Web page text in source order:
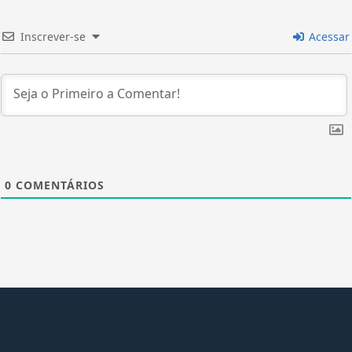
Inscrever-se Acessar
0 COMENTÁRIOS